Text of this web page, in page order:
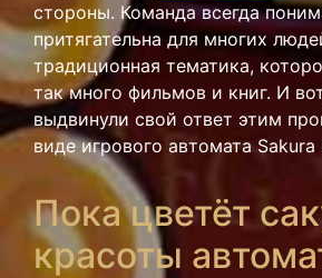
стороны. Команда всегда
притягательна для многих
традиционная тематика,
так много фильмов и книг. И
выдвинули свой ответ этим
виде игрового автомата Sakura
Пока цветёт
красоты